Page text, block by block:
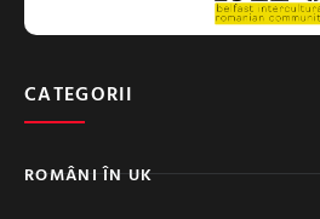
CATEGORII
ROMÂNI ÎN UK